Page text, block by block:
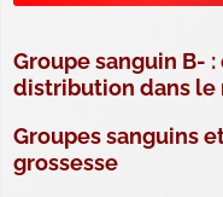
Groupe sanguin B-
distribution dans le
Groupes sanguins
grossesse